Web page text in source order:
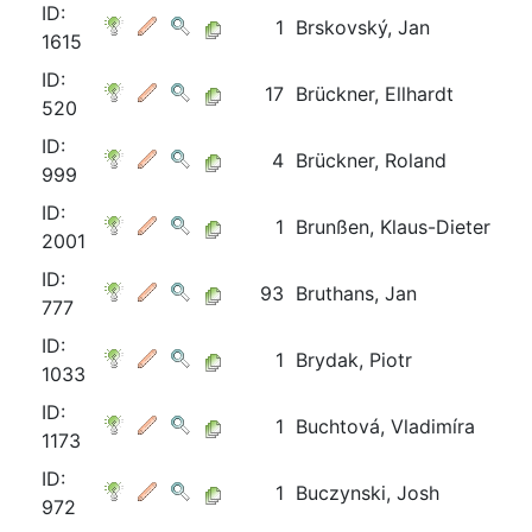
ID:
1615
1 Brskovský, Jan
ID:
520
17 Brückner, Ellhardt
ID:
999
4 Brückner, Roland
ID:
2001
1 Brunßen, Klaus-Dieter
ID:
777
93 Bruthans, Jan
ID:
1033
1 Brydak, Piotr
ID:
1173
1 Buchtová, Vladimíra
ID:
972
1 Buczynski, Josh